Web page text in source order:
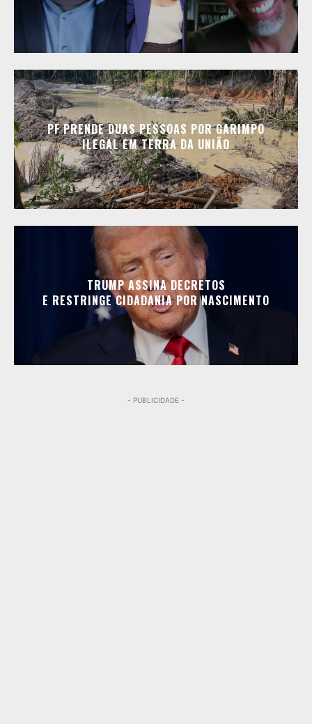
PF PRENDE DUAS PESSOAS POR GARIMPO
ILEGAL EM TERRA DA UNIÃO
TRUMP ASSINA DECRETOS
E RESTRINGE CIDADANIA POR NASCIMENTO
- PUBLICIDADE -